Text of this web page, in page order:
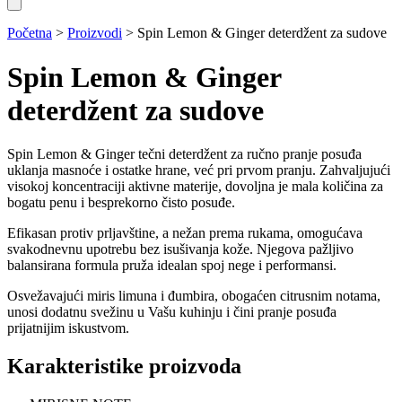
Početna > Proizvodi > Spin Lemon & Ginger deterdžent za sudove
Spin Lemon & Ginger
deterdžent za sudove
Spin Lemon & Ginger tečni deterdžent za ručno pranje posuđa
uklanja masnoće i ostatke hrane, već pri prvom pranju. Zahvaljujući
visokoj koncentraciji aktivne materije, dovoljna je mala količina za
bogatu penu i besprekorno čisto posuđe.
Efikasan protiv prljavštine, a nežan prema rukama, omogućava
svakodnevnu upotrebu bez isušivanja kože. Njegova pažljivo
balansirana formula pruža idealan spoj nege i performansi.
Osvežavajući miris limuna i đumbira, obogaćen citrusnim notama,
unosi dodatnu svežinu u Vašu kuhinju i čini pranje posuđa
prijatnijim iskustvom.
Karakteristike proizvoda